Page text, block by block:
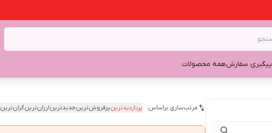
پیگیری سفارشهمه محصولات
مرتب‌سازی براساس: پربازدیدترینپرفروش‌ترینجدیدترینارزان‌ترینگران‌ترین